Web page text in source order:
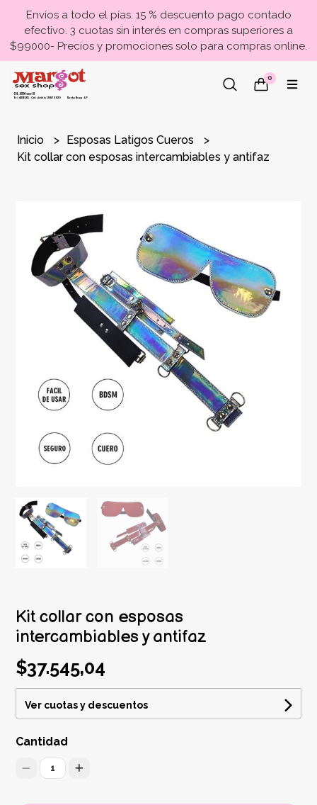
Envíos a todo el pías. 15 % descuento pago contado
efectivo. 3 cuotas sin interés en compras superiores a
$99000- Precios y promociones solo para compras online.
0
Inicio
Esposas Latigos Cueros
Kit collar con esposas intercambiables y antifaz
Kit collar con esposas
intercambiables y antifaz
$37.545,04
Ver cuotas y descuentos
Cantidad
1